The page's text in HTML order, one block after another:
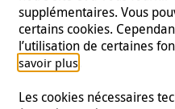
Suivez-nous
supplémentaires. Vous
certains cookies.
l’utilisation de certaines
savoir plus.
Les cookies nécessaires